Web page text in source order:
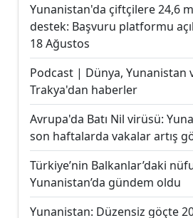
Yunanistan'da çiftçilere 24,6
destek: Başvuru platformu
18 Ağustos
Podcast | Dünya, Yunanistan
Trakya'dan haberler
Avrupa'da Batı Nil virüsü:
son haftalarda vakalar artış
Türkiye’nin Balkanlar’daki
Yunanistan’da gündem oldu
Yunanistan: Düzensiz göçte